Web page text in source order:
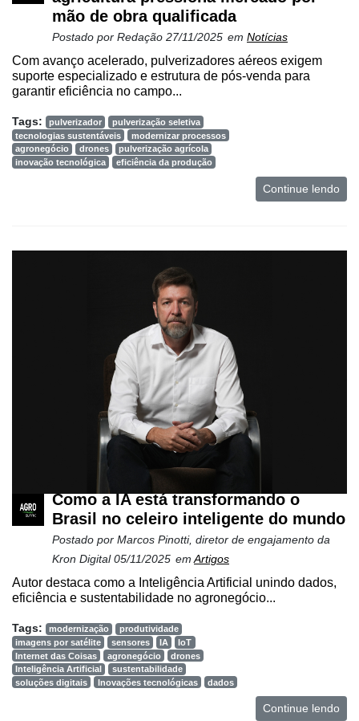
e
E-
Commerce
Informatização
da
Agricultura
Vertical
para
Tecprime
Way
Consulting
Manager
CHB
mão de obra qualificada
Postado por Redação 27/11/2025 em Notícias
Com avanço acelerado, pulverizadores aéreos exigem
suporte especializado e estrutura de pós-venda para
garantir eficiência no campo...
Tags: pulverizador
pulverização seletiva
tecnologias sustentáveis
modernizar processos
agronegócio
drones
pulverização agrícola
inovação tecnológica
eficiência da produção
Continue lendo
Como a IA está transformando o
Brasil no celeiro inteligente do mundo
Postado por Marcos Pinotti, diretor de engajamento da
Kron Digital05/11/2025 emArtigos
Autor destaca como a Inteligência Artificial unindo dados,
eficiência e sustentabilidade no agronegócio...
Tags: modernização
produtividade
imagens por satélite
sensores IA
IoT
Internet das Coisas
agronegócio
drones
Inteligência Artificial
sustentabilidade
soluções digitais
Inovações tecnológicas dados
Continue lendo